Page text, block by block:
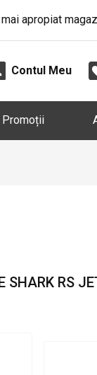
apropiat
Contul Meu
Promoții
SHARK RS